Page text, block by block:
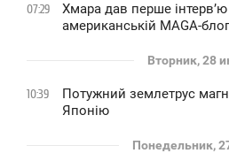
07:29
Хмара дав перше
американській MAGA-
Вторник, 28
10:39
Потужний землетрус
Японію
Понедельник,